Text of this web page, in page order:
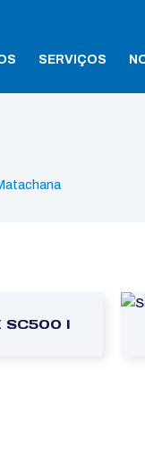
SERVIÇOS
SC500 I